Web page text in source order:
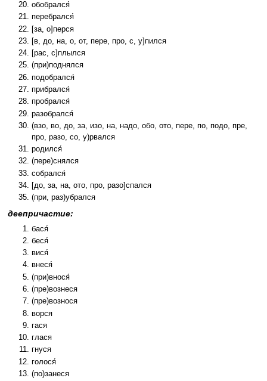
обобрался́
перебрался́
[за, о]перся
[в, до, на, о, от, пере, про, с, у]пился
[рас, с]плылся
(при)поднялся
подобрался́
прибрался́
пробрался́
разобрался́
(взо, во, до, за, изо, на, надо, обо, ото, пере, по, подо, пре,
про, разо, со, у)рвался
родился́
(пере)снялся
собрался́
[до, за, на, ото, про, разо]спался
(при, раз)убрался
деепричастие:
бася́
беся́
вися́
внеся́
(при)внося́
(пре)вознеся
(пре)вознося
ворся
гася
глася
гнуся
голося́
(по)занеся